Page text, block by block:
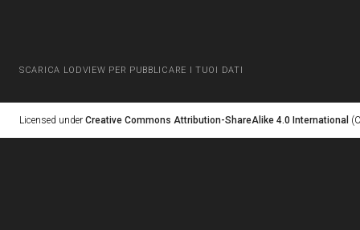
SCARICA LODVIEW PER PUBBLICARE I TUOI DATI
Licensed under Creative Commons Attribution-ShareAlike 4.0 International